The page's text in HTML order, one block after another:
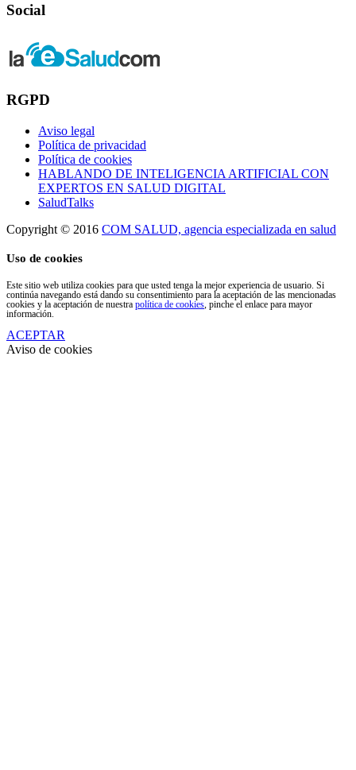
Social
RGPD
Aviso legal
Política de privacidad
Política de cookies
HABLANDO DE INTELIGENCIA ARTIFICIAL CON
EXPERTOS EN SALUD DIGITAL
SaludTalks
Copyright © 2016 COM SALUD, agencia especializada en salud
Uso de cookies
Este sitio web utiliza cookies para que usted tenga la mejor experiencia de usuario. Si
continúa navegando está dando su consentimiento para la aceptación de las mencionadas
cookies y la aceptación de nuestra política de cookies, pinche el enlace para mayor
información.
ACEPTAR
Aviso de cookies